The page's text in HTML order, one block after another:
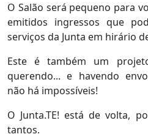
O Salão será pequeno para
emitidos ingressos que
serviços da Junta em hirário
Este é também um
querendo... e havendo
não há impossíveis!
O Junta.TE! está de volta,
tantos.